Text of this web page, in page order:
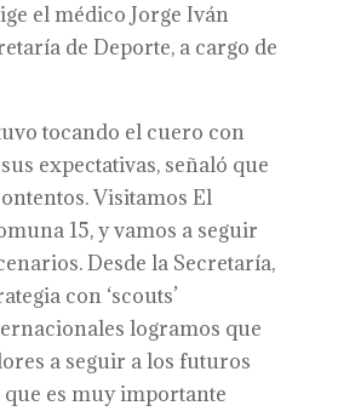
el médico Jorge Iván
de Deporte, a cargo de
tocando el cuero con
expectativas, señaló que
Visitamos El
15, y vamos a seguir
Desde la Secretaría,
con ‘scouts’
logramos que
a seguir a los futuros
es muy importante